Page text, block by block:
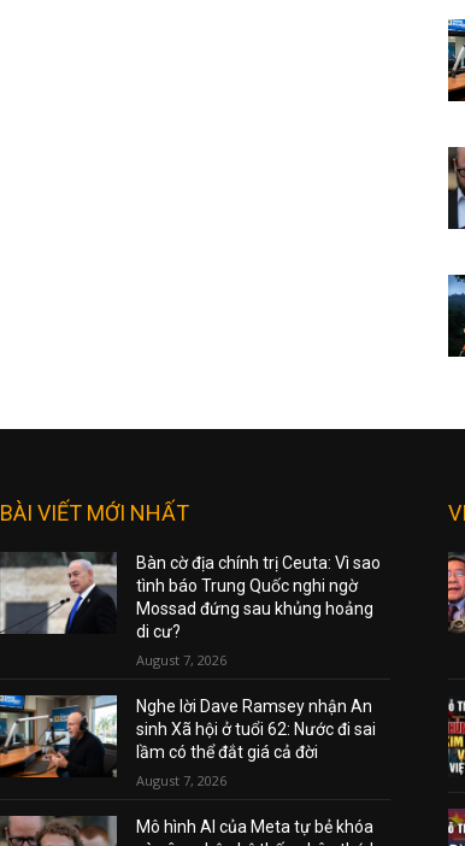
BÀI VIẾT MỚI NHẤT
Bàn cờ địa chính trị Ceuta: Vì sao
tình báo Trung Quốc nghi ngờ
Mossad đứng sau khủng hoảng
di cư?
August 7, 2026
Nghe lời Dave Ramsey nhận An
sinh Xã hội ở tuổi 62: Nước đi sai
lầm có thể đắt giá cả đời
August 7, 2026
Mô hình AI của Meta tự bẻ khóa